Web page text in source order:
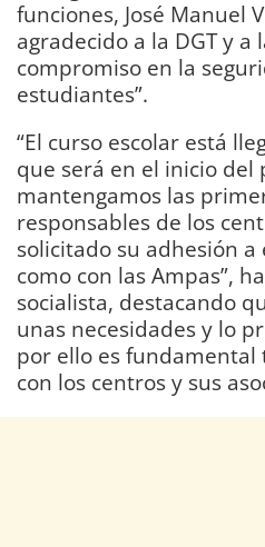
funciones, José Manuel
agradecido a la DGT y a
compromiso en la
estudiantes”.
“El curso escolar está
que será en el inicio del
mantengamos las
responsables de los
solicitado su adhesión
como con las Ampas”,
socialista, destacando
unas necesidades y lo
por ello es
con los centros y sus